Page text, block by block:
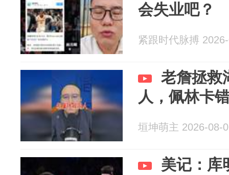
会失业吧？
紧跟时代脉搏
老詹拯救
人，佩林卡
垣坤萌主 2026-08-
美记：库